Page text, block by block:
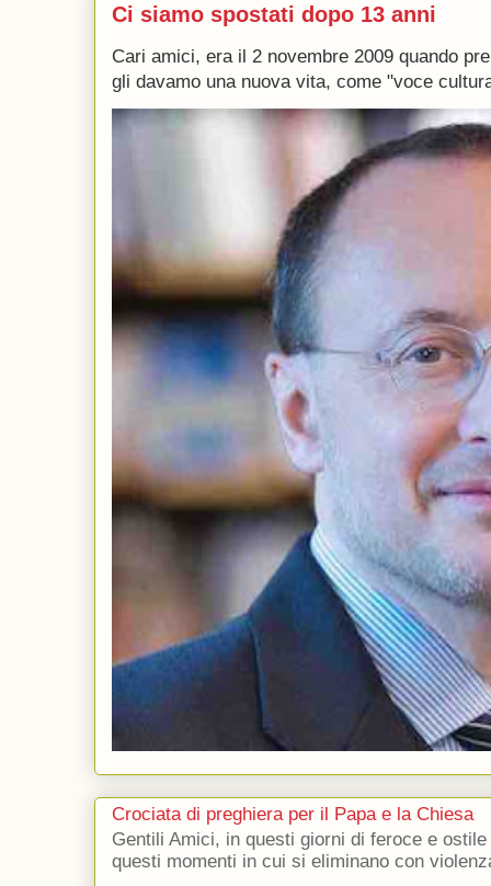
Ci siamo spostati dopo 13 anni
Cari amici, era il 2 novembre 2009 quando
gli davamo una nuova vita, come "voce
Crociata di preghiera per il Papa e la Chiesa
Gentili Amici, in questi giorni di feroce e
questi momenti in cui si eliminano con